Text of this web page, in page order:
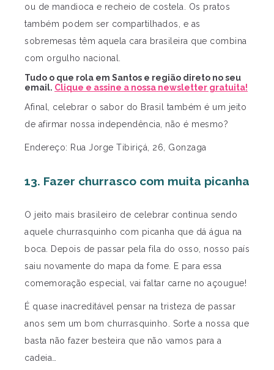
ou de mandioca e recheio de costela. Os pratos
também podem ser compartilhados, e as
sobremesas têm aquela cara brasileira que combina
com orgulho nacional.
Tudo o que rola em Santos e região direto no seu
email. Clique e assine a nossa newsletter gratuita!
Afinal, celebrar o sabor do Brasil também é um jeito
de afirmar nossa independência, não é mesmo?
Endereço: Rua Jorge Tibiriçá, 26, Gonzaga
13. Fazer churrasco com muita picanha
O jeito mais brasileiro de celebrar continua sendo
aquele churrasquinho com picanha que dá água na
boca. Depois de passar pela fila do osso, nosso país
saiu novamente do mapa da fome. E para essa
comemoração especial, vai faltar carne no açougue!
É quase inacreditável pensar na tristeza de passar
anos sem um bom churrasquinho. Sorte a nossa que
basta não fazer besteira que não vamos para a
cadeia…